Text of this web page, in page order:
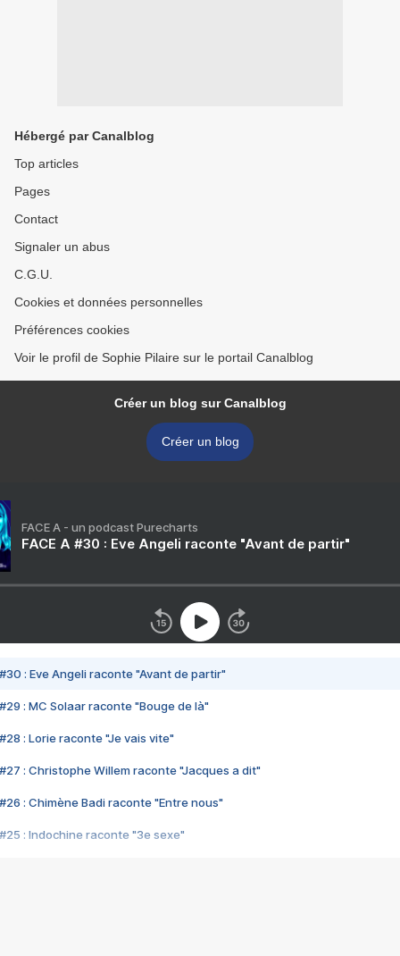
Hébergé par Canalblog
Top articles
Pages
Contact
Signaler un abus
C.G.U.
Cookies et données personnelles
Préférences cookies
Voir le profil de Sophie Pilaire sur le portail Canalblog
Créer un blog sur Canalblog
Créer un blog
FACE A - un podcast Purecharts
FACE A #30 : Eve Angeli raconte "Avant de partir"
#30 : Eve Angeli raconte "Avant de partir"
#29 : MC Solaar raconte "Bouge de là"
#28 : Lorie raconte "Je vais vite"
#27 : Christophe Willem raconte "Jacques a dit"
#26 : Chimène Badi raconte "Entre nous"
#25 : Indochine raconte "3e sexe"